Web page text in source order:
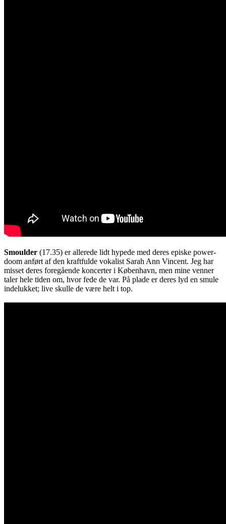
Smoulder (17.35) er allerede lidt hypede med deres episke power-
doom anført af den kraftfulde vokalist Sarah Ann Vincent. Jeg har
misset deres foregående koncerter i København, men mine venner
taler hele tiden om, hvor fede de var. På plade er deres lyd en smule
indelukket; live skulle de være helt i top.